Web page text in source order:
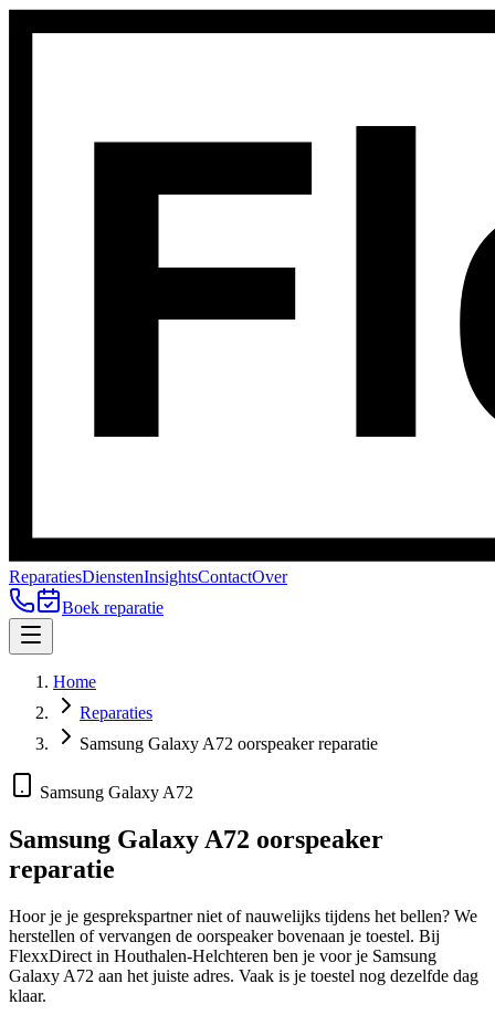
ReparatiesDienstenInsightsContactOver
Boek reparatie
Home
Reparaties
Samsung Galaxy A72 oorspeaker reparatie
Samsung Galaxy A72
Samsung Galaxy A72 oorspeaker
reparatie
Hoor je je gesprekspartner niet of nauwelijks tijdens het bellen? We
herstellen of vervangen de oorspeaker bovenaan je toestel. Bij
FlexxDirect in Houthalen-Helchteren ben je voor je Samsung
Galaxy A72 aan het juiste adres. Vaak is je toestel nog dezelfde dag
klaar.